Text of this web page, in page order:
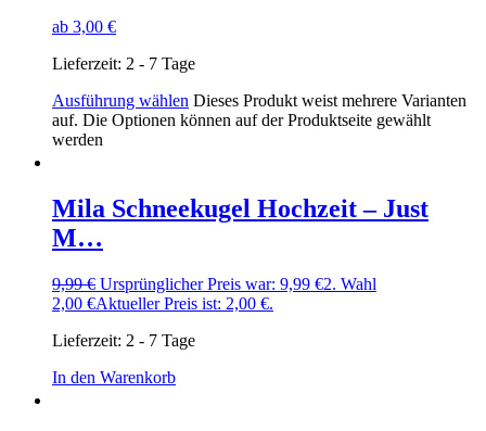
ab 3,00 €
Lieferzeit: 2 - 7 Tage
Ausführung wählen Dieses Produkt weist mehrere Varianten
auf. Die Optionen können auf der Produktseite gewählt
werden
Mila Schneekugel Hochzeit – Just
M…
9,99€ Ursprünglicher Preis war: 9,99 €2. Wahl
2,00 €Aktueller Preis ist: 2,00 €.
Lieferzeit: 2 - 7 Tage
In den Warenkorb